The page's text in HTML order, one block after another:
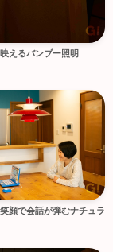
えるバンブー照明
顔で会話が弾むナチュラ